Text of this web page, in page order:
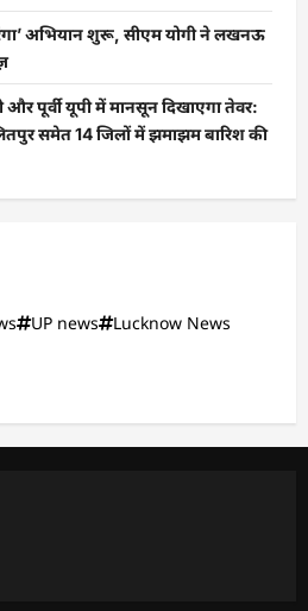
अभियान शुरू, सीएम योगी ने लखनऊ
पूर्वी यूपी में मानसून दिखाएगा तेवर:
समेत 14 जिलों में झमाझम बारिश की
UP news
Lucknow News